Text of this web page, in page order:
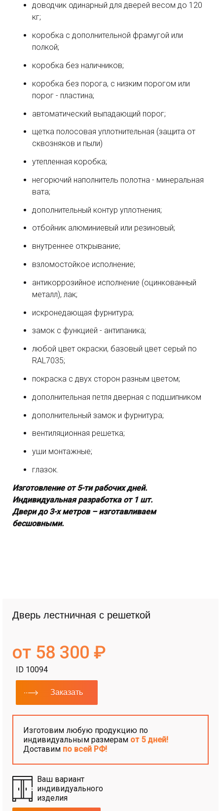
доводчик одинарный для дверей весом до 120
кг;
коробка с дополнительной фрамугой или
полкой;
коробка без наличников;
коробка без порога, с низким порогом или
порог - пластина;
автоматический выпадающий порог;
щетка полосовая уплотнительная (защита от
сквозняков и пыли)
утепленная коробка;
негорючий наполнитель полотна - минеральная
вата;
дополнительный контур уплотнения;
отбойник алюминиевый или резиновый;
внутреннее открывание;
взломостойкое исполнение;
антикоррозийное исполнение (оцинкованный
металл), лак;
искронедающая фурнитура;
замок с функцией - антипаника;
любой цвет окраски, базовый цвет серый по
RAL7035;
покраска с двух сторон разным цветом;
дополнительная петля дверная с подшипником
дополнительный замок и фурнитура;
вентиляционная решетка;
уши монтажные;
глазок.
Изготовление от 5-ти рабочих дней.
Индивидуальная разработка от 1 шт.
Двери до 3-х метров – изготавливаем
бесшовными.
Дверь лестничная с решеткой
от 58 300 ₽
ID 10094
Заказать
Изготовим любую продукцию по
индивидуальным размерам от 5 дней!
Доставим по всей РФ!
Ваш вариант
индивидуального
изделия